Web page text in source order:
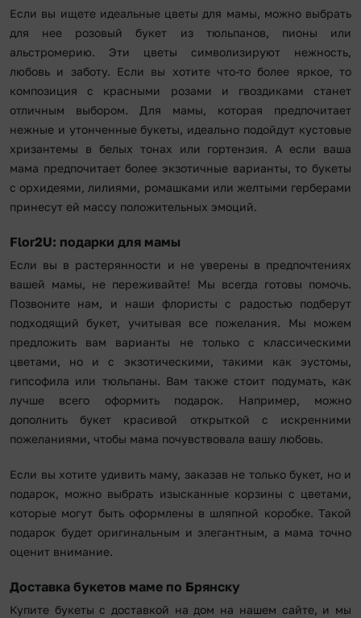
Если вы ищете идеальные цветы для мамы, можно выбрать
для нее розовый букет из тюльпанов, пионы или
альстромерию. Эти цветы символизируют нежность,
любовь и заботу. Если вы хотите что-то более яркое, то
композиция с красными розами и гвоздиками станет
отличным выбором. Для мамы, которая предпочитает
нежные и утонченные букеты, идеально подойдут кустовые
хризантемы в белых тонах или гортензия. А если ваша
мама предпочитает более экзотичные варианты, то букеты
с орхидеями, лилиями, ромашками или желтыми герберами
принесут ей массу положительных эмоций.
Flor2U: подарки для мамы
Если вы в растерянности и не уверены в предпочтениях
вашей мамы, не переживайте! Мы всегда готовы помочь.
Позвоните нам, и наши флористы с радостью подберут
подходящий букет, учитывая все пожелания. Мы можем
предложить вам варианты не только с классическими
цветами, но и с экзотическими, такими как эустомы,
гипсофила или тюльпаны. Вам также стоит подумать, как
лучше всего оформить подарок. Например, можно
дополнить букет красивой открыткой с искренними
пожеланиями, чтобы мама почувствовала вашу любовь.
Если вы хотите удивить маму, заказав не только букет, но и
подарок, можно выбрать изысканные корзины с цветами,
которые могут быть оформлены в шляпной коробке. Такой
подарок будет оригинальным и элегантным, а мама точно
оценит внимание.
Доставка букетов маме по Брянску
Купите букеты с доставкой на дом на нашем сайте, и мы